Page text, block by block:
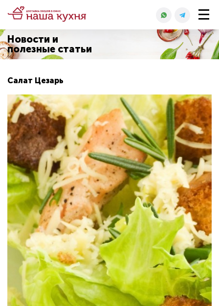
Новости и
полезные статьи
Салат Цезарь